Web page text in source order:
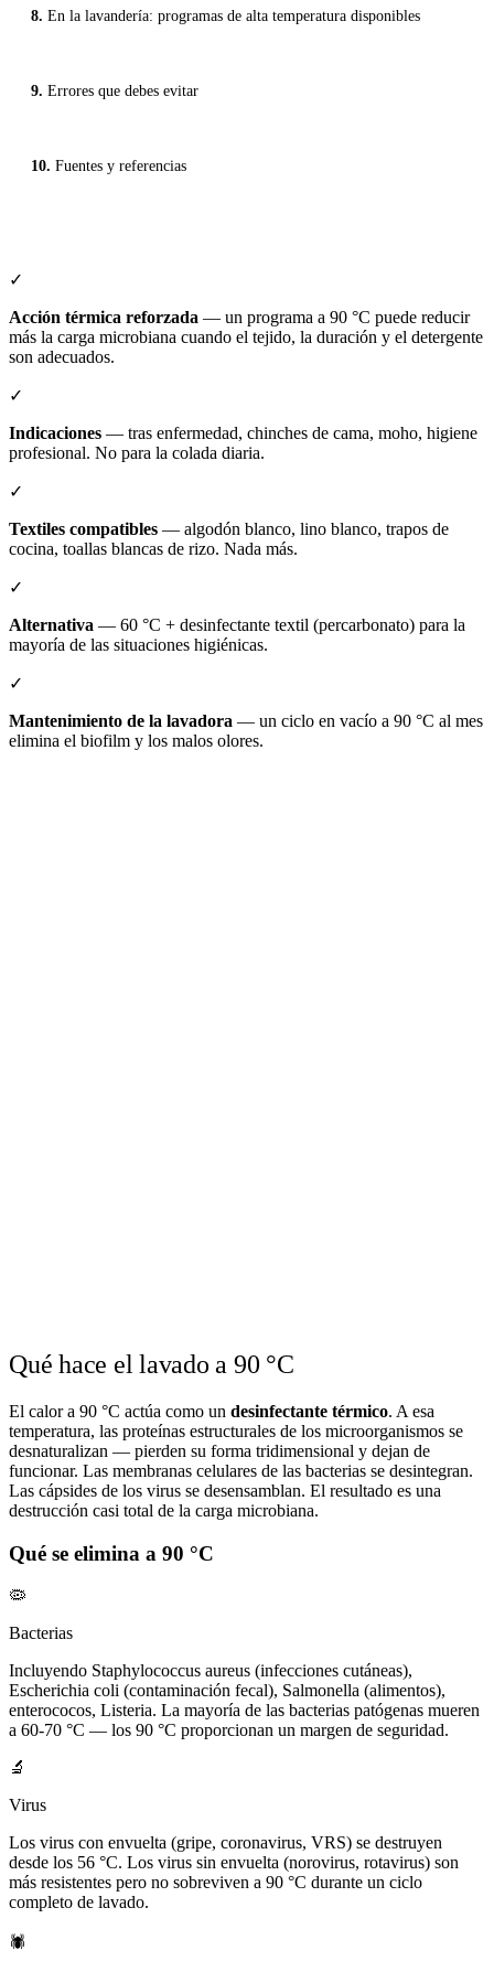
En la lavandería: programas de alta temperatura disponibles
Errores que debes evitar
Fuentes y referencias
✓
Acción térmica reforzada — un programa a 90 °C puede reducir
más la carga microbiana cuando el tejido, la duración y el detergente
son adecuados.
✓
Indicaciones — tras enfermedad, chinches de cama, moho, higiene
profesional. No para la colada diaria.
✓
Textiles compatibles — algodón blanco, lino blanco, trapos de
cocina, toallas blancas de rizo. Nada más.
✓
Alternativa — 60 °C + desinfectante textil (percarbonato) para la
mayoría de las situaciones higiénicas.
✓
Mantenimiento de la lavadora — un ciclo en vacío a 90 °C al mes
elimina el biofilm y los malos olores.
Qué hace el lavado a 90 °C
El calor a 90 °C actúa como un desinfectante térmico. A esa
temperatura, las proteínas estructurales de los microorganismos se
desnaturalizan — pierden su forma tridimensional y dejan de
funcionar. Las membranas celulares de las bacterias se desintegran.
Las cápsides de los virus se desensamblan. El resultado es una
destrucción casi total de la carga microbiana.
Qué se elimina a 90 °C
🦠
Bacterias
Incluyendo Staphylococcus aureus (infecciones cutáneas),
Escherichia coli (contaminación fecal), Salmonella (alimentos),
enterococos, Listeria. La mayoría de las bacterias patógenas mueren
a 60-70 °C — los 90 °C proporcionan un margen de seguridad.
🔬
Virus
Los virus con envuelta (gripe, coronavirus, VRS) se destruyen
desde los 56 °C. Los virus sin envuelta (norovirus, rotavirus) son
más resistentes pero no sobreviven a 90 °C durante un ciclo
completo de lavado.
🕷️